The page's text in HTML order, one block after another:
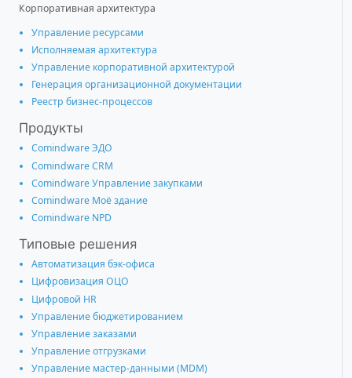
Корпоративная архитектура
Управление ресурсами
Исполняемая архитектура
Управление корпоративной архитектурой
Генерация организационной документации
Реестр бизнес-процессов
Продукты
Comindware ЭДО
Comindware CRM
Comindware Управление закупками
Comindware Моё здание
Comindware NPD
Типовые решения
Автоматизация бэк-офиса
Цифровизация ОЦО
Цифровой HR
Управление бюджетированием
Управление заказами
Управление отгрузками
Управление мастер-данными (MDM)